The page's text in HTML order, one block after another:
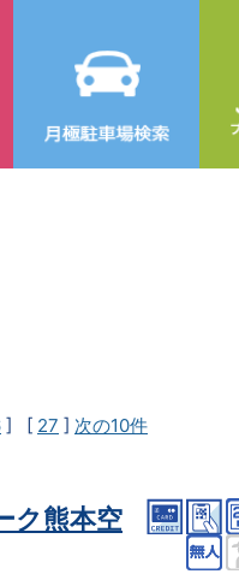
] [ 27 ] 次の10件
ク熊本空